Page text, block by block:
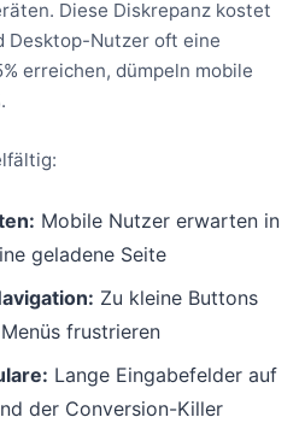
Diese Diskrepanz kostet
Desktop-Nutzer oft eine
erreichen, dümpeln mobile
Mobile Nutzer erwarten in
geladene Seite
Zu kleine Buttons
frustrieren
Lange Eingabefelder auf
der Conversion-Killer